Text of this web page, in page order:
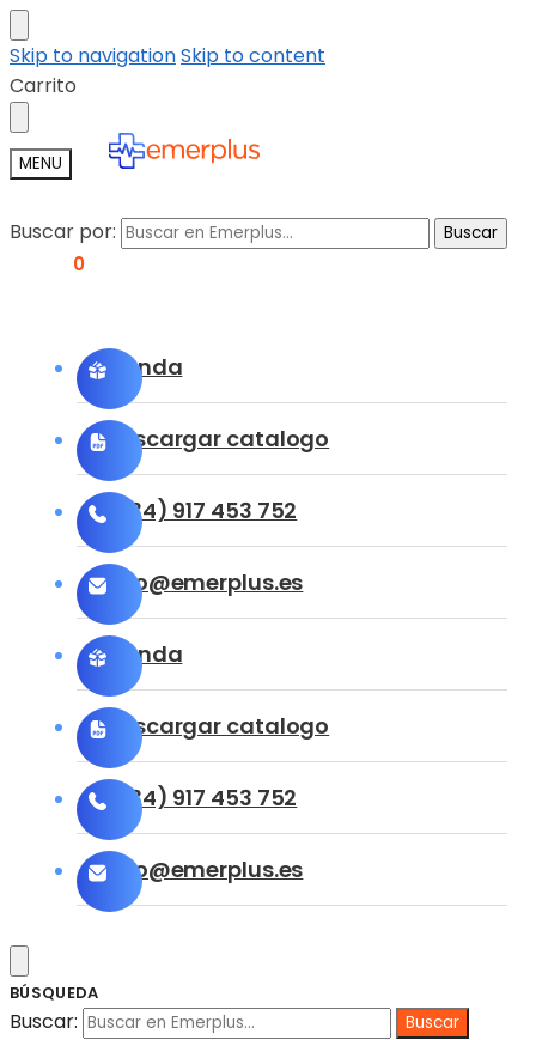
Skip to navigationSkip to content
Carrito
MENU
Buscar por: Buscar
0
Tienda
Descargar catalogo
(+34) 917 453 752
info@emerplus.es
Tienda
Descargar catalogo
(+34) 917 453 752
info@emerplus.es
BÚSQUEDA
Buscar: